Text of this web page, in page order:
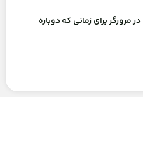
مرورگر برای زمانی که دوباره